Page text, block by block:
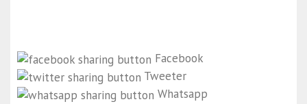
Facebook
Tweeter
Whatsapp